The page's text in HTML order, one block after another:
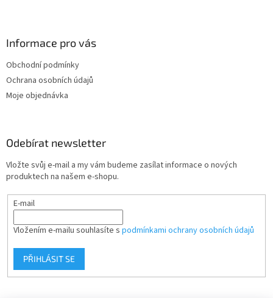
Informace pro vás
Obchodní podmínky
Ochrana osobních údajů
Moje objednávka
Odebírat newsletter
Vložte svůj e-mail a my vám budeme zasílat informace o nových
produktech na našem e-shopu.
E-mail
Vložením e-mailu souhlasíte s podmínkami ochrany osobních údajů
PŘIHLÁSIT SE